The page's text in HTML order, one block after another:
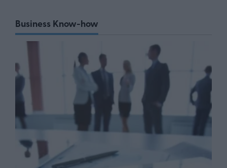
Business Know-how